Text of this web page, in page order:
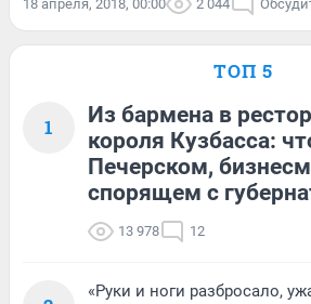
18 апреля, 2018, 00:00 2 044
ТОП 5
1
Из бармена в
короля Кузбасса:
Печерском,
спорящем с
13 978 12
«Руки и ноги разбросало,